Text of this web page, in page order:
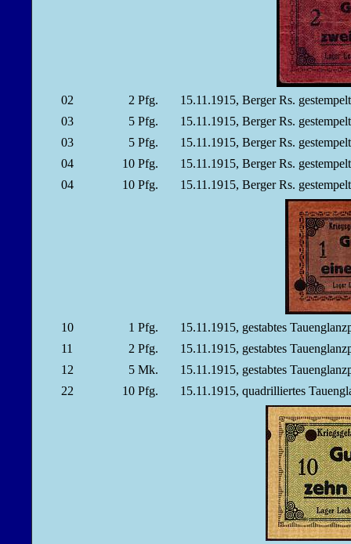
02 2 Pfg.
15.11.1915, Berger Rs.
03
5 Pfg.
15.11.1915, Berger Rs.
03
5 Pfg.
15.11.1915, Berger Rs.
04
10 Pfg.
15.11.1915, Berger Rs.
04
10 Pfg. 15.11.1915, Berger Rs.
10 1 Pfg.
15.11.1915, gestabtes
11
2 Pfg.
15.11.1915, gestabtes
12
5 Mk.
15.11.1915, gestabtes
22
10 Pfg. 15.11.1915, quadrilliertes